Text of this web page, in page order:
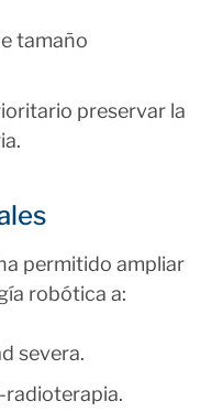
tamaño
preservar la
permitido ampliar
robótica a:
severa.
radioterapia.